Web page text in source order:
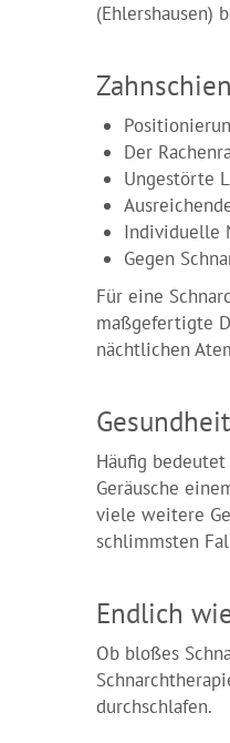
(Ehlershausen)
Der
Ungestörte
Individuelle
Gegen
Für eine
maßgefertigte
nächtlichen
Häufig
Geräusche
viele weitere
schlimmsten
Endlich
Ob bloßes
durchschlafen.